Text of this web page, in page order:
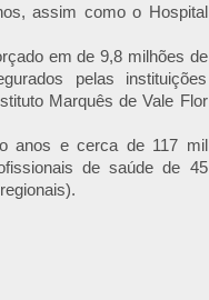
assim como o Hospital
em de 9,8 milhões de
pelas instituições
Marquês de Vale Flor
anos e cerca de 117 mil
de saúde de 45